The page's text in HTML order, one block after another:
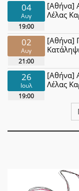
04
Αυγ
19:00
[Αθήνα]
Λέλας
02
Αυγ
21:00
[Αθήνα]
26
Ιουλ
19:00
[Αθήνα]
Λέλας